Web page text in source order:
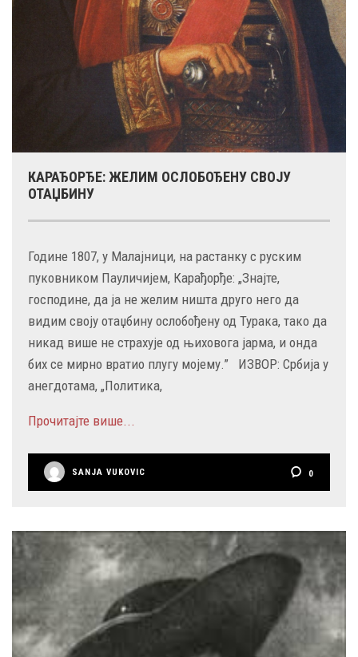
КАРАЂОРЂЕ: ЖЕЛИМ ОСЛОБОЂЕНУ СВОЈУ
ОТАЏБИНУ
Године 1807, у Малајници, на растанку с руским
пуковником Пауличијем, Карађорђе: „Знајте,
господине, да ја не желим ништа друго него да
видим своју отаџбину ослобођену од Турака, тако да
никад више не страхује од њиховога јарма, и онда
бих се мирно вратио плугу мојему.” ИЗВОР: Србија у
анегдотама, „Политика,
Прочитајте више...
SANJA VUKOVIC 0